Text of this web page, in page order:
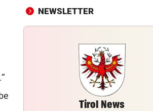
abgesichert
FLOGEN ÜBER KASERNE
Deutschland: Wieder
Drohnen gesichtet
NEWSLETTER
Tirol News